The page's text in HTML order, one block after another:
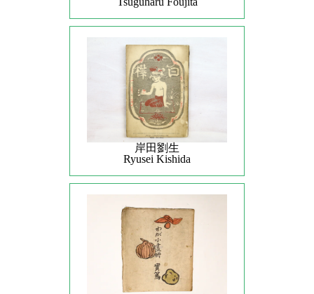
岸田劉生
Ryusei Kishida